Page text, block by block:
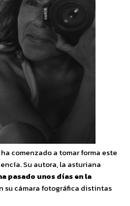
comenzado a tomar forma este
Su autora, la asturiana
pasado unos días en la
su cámara fotográfica distintas